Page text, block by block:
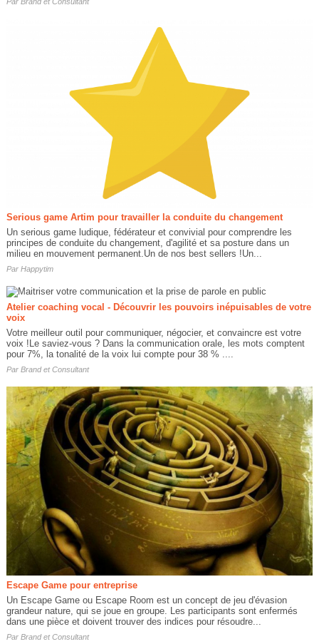
Serious game Artim pour travailler la conduite du changement
Un serious game ludique, fédérateur et convivial pour comprendre les
principes de conduite du changement, d'agilité et sa posture dans un
milieu en mouvement permanent.Un de nos best sellers !Un...
Par Happytim
Atelier coaching vocal - ​Découvrir les pouvoirs inépuisables de votre
voix
Votre meilleur outil pour communiquer, négocier, et convaincre est votre
voix !Le saviez-vous ? Dans la communication orale, les mots comptent
pour 7%, la tonalité de la voix lui compte pour 38 % ....
Par Brand et Consultant
Escape Game pour entreprise
Un Escape Game ou Escape Room est un concept de jeu d'évasion
grandeur nature, qui se joue en groupe. Les participants sont enfermés
dans une pièce et doivent trouver des indices pour résoudre...
Par Brand et Consultant